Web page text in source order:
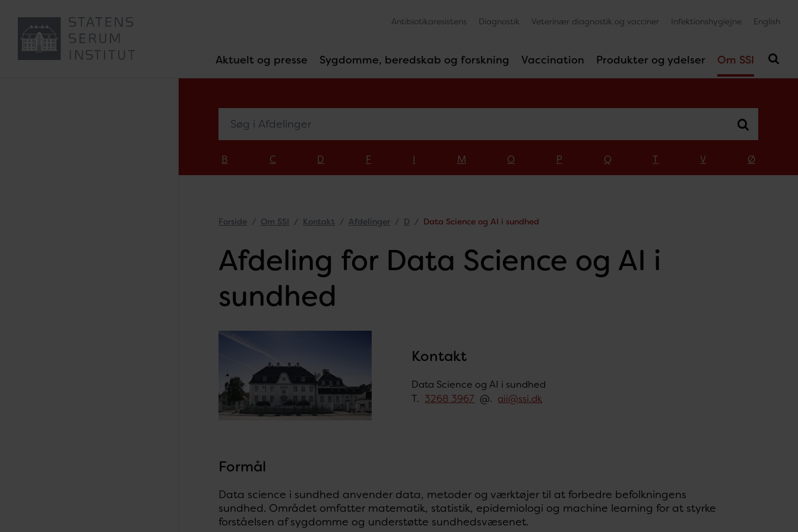
Aktuelt og presse Sygdomme, beredskab og forskning Vaccination Produkter og ydelser Om SSI
Antibiotikaresistens Diagnostik Veterinær diagnostik og vacciner Infektionshygiejne English
B C D F I M O P Q T V Ø
Forside Om SSI Kontakt Afdelinger D Data Science og AI i sundhed
Afdeling for Data Science og AI i
sundhed
Kontakt
Data Science og AI i sundhed
T. 3268 3967 @. aii@ssi.dk
Formål
Data science i sundhed anvender data, metoder og værktøjer til at forbedre befolkningens
sundhed. Området omfatter matematik, statistik, epidemiologi og machine learning for at styrke
forståelsen af sygdomme og understøtte sundhedsvæsenet.